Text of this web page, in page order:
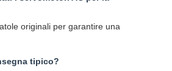
originali per garantire una
tipico?